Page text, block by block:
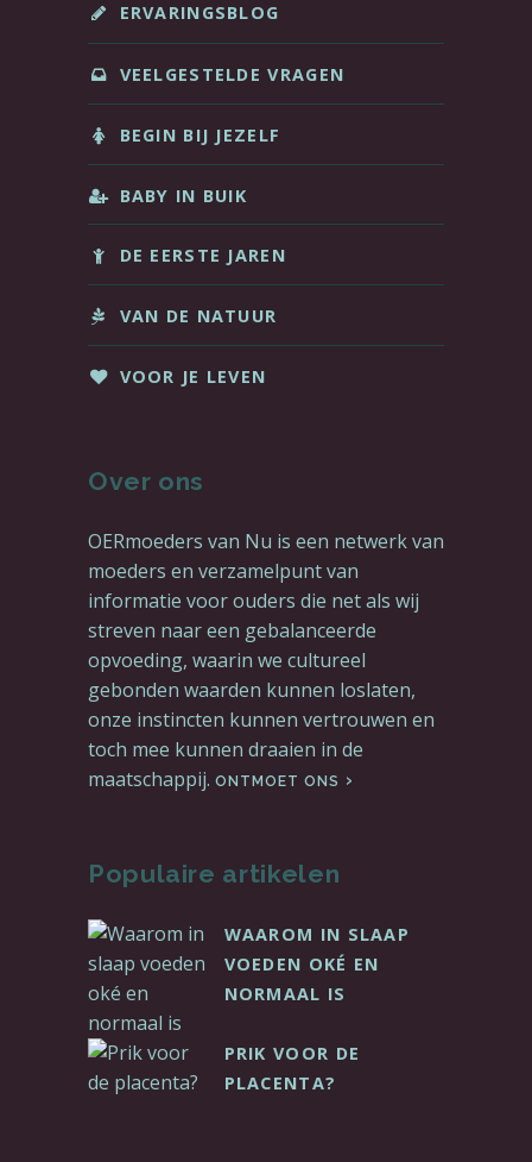
ERVARINGSBLOG
VEELGESTELDE VRAGEN
BEGIN BIJ JEZELF
BABY IN BUIK
DE EERSTE JAREN
VAN DE NATUUR
VOOR JE LEVEN
Over ons
OERmoeders van Nu is een netwerk van
moeders en verzamelpunt van
informatie voor ouders die net als wij
streven naar een gebalanceerde
opvoeding, waarin we cultureel
gebonden waarden kunnen loslaten,
onze instincten kunnen vertrouwen en
toch mee kunnen draaien in de
maatschappij. ONTMOET ONS
Populaire artikelen
WAAROM IN SLAAP
VOEDEN OKÉ EN
NORMAAL IS
PRIK VOOR DE
PLACENTA?